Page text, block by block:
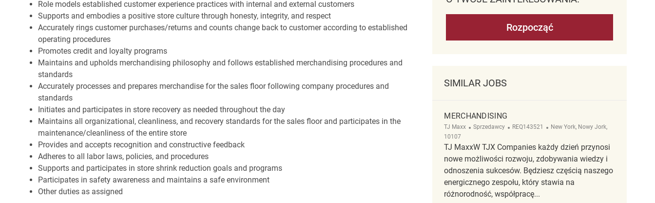
Role models established customer experience practices with internal and external customers
Supports and embodies a positive store culture through honesty, integrity, and respect
Accurately rings customer purchases/returns and counts change back to customer according to established
operating procedures
Promotes credit and loyalty programs
Maintains and upholds merchandising philosophy and follows established merchandising procedures and
standards
Accurately processes and prepares merchandise for the sales floor following company procedures and
standards
Initiates and participates in store recovery as needed throughout the day
Maintains all organizational, cleanliness, and recovery standards for the sales floor and participates in the
maintenance/cleanliness of the entire store
Provides and accepts recognition and constructive feedback
Adheres to all labor laws, policies, and procedures
Supports and participates in store shrink reduction goals and programs
Participates in safety awareness and maintains a safe environment
Other duties as assigned
Rozpocząć
SIMILAR JOBS
MERCHANDISING
TJ Maxx Kategoria
Sprzedawcy ReqId
REQ143521 Lokalizacja
New York, Nowy Jork,
10107
TJ MaxxW TJX Companies każdy dzień przynosi
nowe możliwości rozwoju, zdobywania wiedzy i
odnoszenia sukcesów. Będziesz częścią naszego
energicznego zespołu, który stawia na
różnorodność, współpracę...